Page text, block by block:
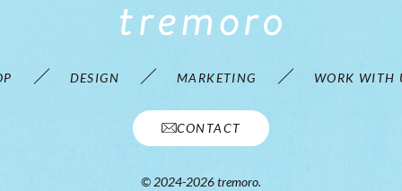
DESIGN MARKETING WORK WITH
CONTACT
© 2024-2026 tremoro.